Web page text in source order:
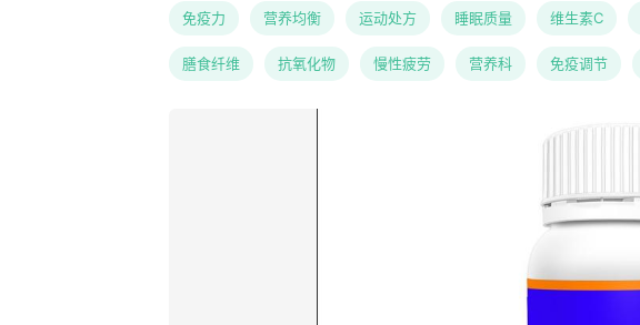
免疫力 营养均衡 运动处方 睡眠质量 维生素C
膳食纤维 抗氧化物 慢性疲劳 营养科 免疫调节